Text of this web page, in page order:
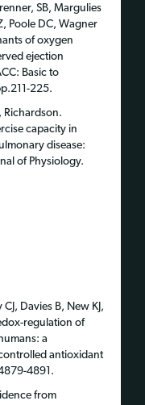
SB, Margulies
Poole DC, Wagner
of oxygen
ejection
Basic to
225.
Richardson.
capacity in
disease:
of Physiology.
Davies B, New KJ,
regulation of
a
antioxidant
4891.
from